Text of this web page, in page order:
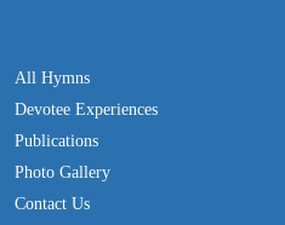
All Hymns
Devotee Experiences
Publications
Photo Gallery
Contact Us